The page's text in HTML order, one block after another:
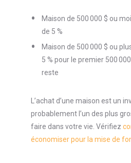
Maison de 500 000 $ ou
de 5 %
Maison de 500 000 $ ou
5 % pour le premier 500
reste
L’achat d’une maison est un
probablement l’un des plus
faire dans votre vie. Vérifiez
économiser pour la mise de